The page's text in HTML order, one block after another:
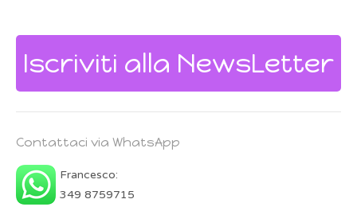
Iscriviti alla NewsLetter
Contattaci via WhatsApp
Francesco:
349 8759715